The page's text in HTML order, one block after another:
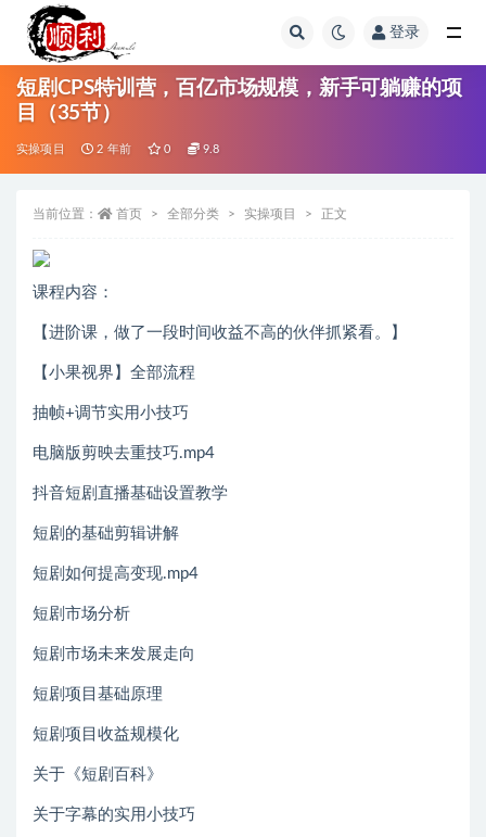
登录
短剧CPS特训营，百亿市场规模，新手可躺赚的项
目（35节）
实操项目 2 年前 0 9.8
当前位置： 首页 全部分类 实操项目 正文
课程内容：
【进阶课，做了一段时间收益不高的伙伴抓紧看。】
【小果视界】全部流程
抽帧+调节实用小技巧
电脑版剪映去重技巧.mp4
抖音短剧直播基础设置教学
短剧的基础剪辑讲解
短剧如何提高变现.mp4
短剧市场分析
短剧市场未来发展走向
短剧项目基础原理
短剧项目收益规模化
关于《短剧百科》
关于字幕的实用小技巧
全部